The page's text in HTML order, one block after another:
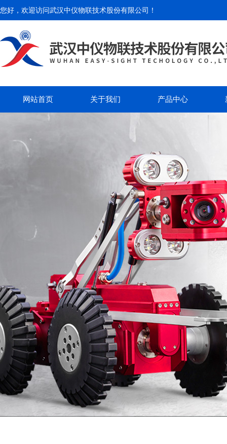
您好，欢迎访问武汉中仪物联技术股份有限公司 ！
网站首页 关于我们 产品中心